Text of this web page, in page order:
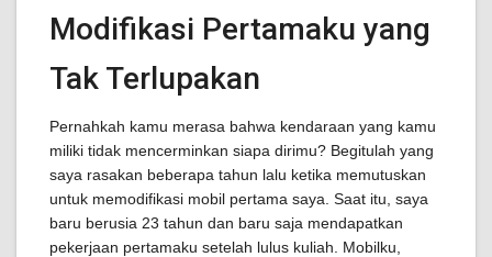
Modifikasi Pertamaku yang
Tak Terlupakan
Pernahkah kamu merasa bahwa kendaraan yang kamu
miliki tidak mencerminkan siapa dirimu? Begitulah yang
saya rasakan beberapa tahun lalu ketika memutuskan
untuk memodifikasi mobil pertama saya. Saat itu, saya
baru berusia 23 tahun dan baru saja mendapatkan
pekerjaan pertamaku setelah lulus kuliah. Mobilku,